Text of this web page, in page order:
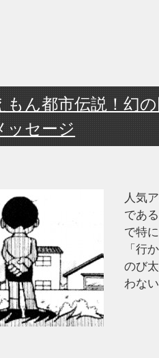
もん都市伝説！幻
ッセージ
人気
であ
で特
「行
のび
わな